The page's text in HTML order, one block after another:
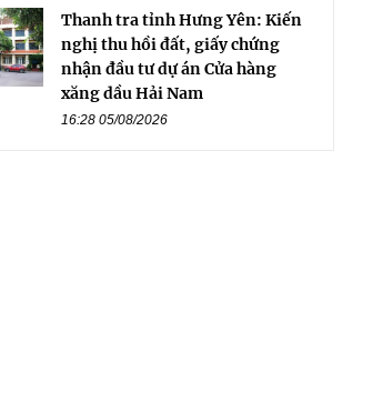
Thanh tra tỉnh Hưng Yên: Kiến
nghị thu hồi đất, giấy chứng
nhận đầu tư dự án Cửa hàng
xăng dầu Hải Nam
16:28 05/08/2026